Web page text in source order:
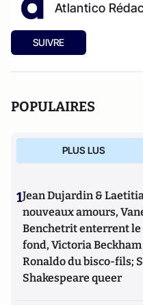
Atlantico
SUIVRE
POPULAIRES
PLUS LUS
1Jean Dujardin &
nouveaux amours,
Benchetrit enterrent le
fond, Victoria
Ronaldo du bisco-fils;
Shakespeare queer